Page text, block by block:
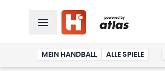
MEIN HANDBALL ALLE SPIELE